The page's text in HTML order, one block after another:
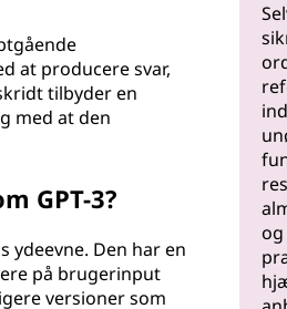
at producere svar,
tilbyder en
med at den
GPT-3?
ydeevne. Den har en
på brugerinput
versioner som
og